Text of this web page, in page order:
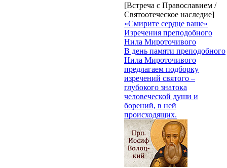
[Встреча с Православием /
Святоотеческое наследие]
«Смирите сердце ваше»
Изречения преподобного
Нила Мироточивого
В день памяти преподобного
Нила Мироточивого
предлагаем подборку
изречений святого –
глубокого знатока
человеческой души и
борений, в ней
происходящих.